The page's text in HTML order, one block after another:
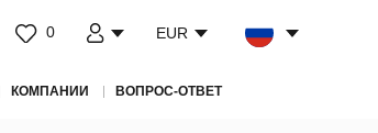
0 EUR
КОМПАНИИ ВОПРОС-ОТВЕТ